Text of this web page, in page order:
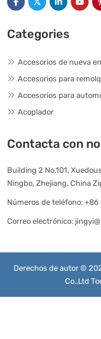
Categories
Accesorios de nueva
Accesorios para
Accesorios para
Acoplador
Contacta con
Building 2 No.101,
Ningbo, Zhejiang, China
Números de teléfono: +86
Correo electrónico:
Derechos de autor ©
Co.,Ltd